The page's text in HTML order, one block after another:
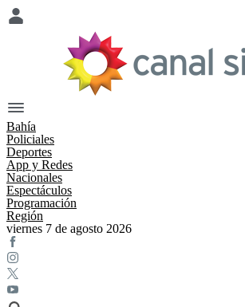
Bahía
Policiales
Deportes
App y Redes
Nacionales
Espectáculos
Programación
Región
viernes 7 de agosto 2026